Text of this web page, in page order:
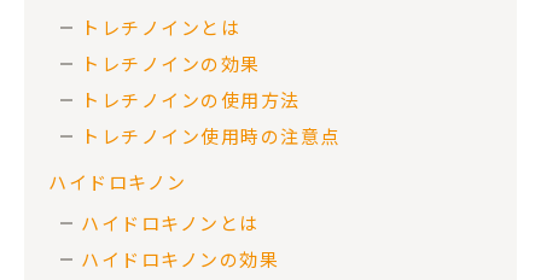
トレチノインとは
トレチノインの効果
トレチノインの使用方法
トレチノイン使用時の注意点
ハイドロキノン
ハイドロキノンとは
ハイドロキノンの効果